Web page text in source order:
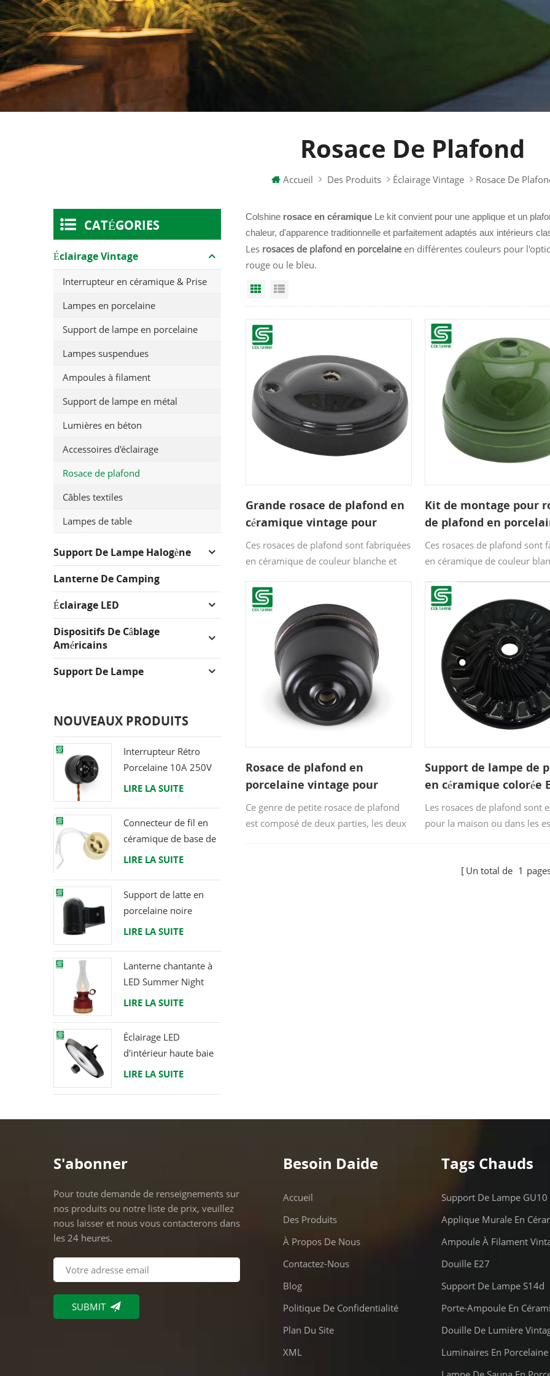
Rosace De Plafond
Accueil Des Produits Éclairage Vintage Rosace De
Colshinerosace en céramiqueLe kit convient pour une applique et un
chaleur, d'apparence traditionnelle et parfaitement adaptés aux intérieurs
Lesrosaces de plafond en porcelaineen différentes couleurs pour
rouge ou le bleu.
Grid View
Grande rosace de plafond en
céramique vintage pour
suspension
Ces rosaces de plafond sont fabriquées
en céramique de couleur blanche et
ou noir brillant, vert brillant. La taille
des rosaces de plafond est de
98*27mm. Une rosace est fixée au
plafond pour contenir une suspension
ou un luminaire.
Kit de montage pour
de plafond en
petit dôme
Ces rosaces de plafond sont
en céramique de couleur
ou noir brillant, vert brillant.
des rosaces de plafond est de
cm. Une rosace est fixée au
pour contenir une
luminaire.
Rosace de plafond en
porcelaine vintage pour
l'Europe
Ce genre de petite rosace de plafond
est composé de deux parties, les deux
Support de lampe de
en céramique colorée
Les rosaces de plafond sont
pour la maison ou dans les
caractère unique. Fixations et
Un total de 1
CATÉGORIES
Éclairage Vintage
Interrupteur en céramique & Prise
Lampes en porcelaine
Support de lampe en porcelaine
Lampes suspendues
Ampoules à filament
Support de lampe en métal
Lumières en béton
Accessoires d'éclairage
Rosace de plafond
Câbles textiles
Lampes de table
Support De Lampe Halogène
Lanterne De Camping
Éclairage LED
Dispositifs De Câblage
Américains
Support De Lampe
NOUVEAUX PRODUITS
Interrupteur Rétro
Porcelaine 10A 250V
LIRE LA SUITE
Connecteur de fil en
céramique de base de
support de lampe
LED
LIRE LA SUITE
Support de latte en
porcelaine noire
raccord Edison E27
LIRE LA SUITE
Lanterne chantante à
LED Summer Night
avec haut-parleur &
LIRE LA SUITE
Éclairage LED
d'intérieur haute baie
120W 200W 6000K
LIRE LA SUITE
S'abonner
Pour toute demande de renseignements sur
nos produits ou notre liste de prix, veuillez
nous laisser et nous vous contacterons dans
les 24 heures.
Besoin Daide
Accueil
Des Produits
À Propos De Nous
Contactez-Nous
Blog
Politique De Confidentialité
Plan Du Site
XML
Tags Chauds
Support De Lampe GU10
Applique Murale En
Ampoule À Filament
Douille E27
Support De Lampe S14d
Porte-Ampoule En
Douille De Lumière
Luminaires En Porcelaine